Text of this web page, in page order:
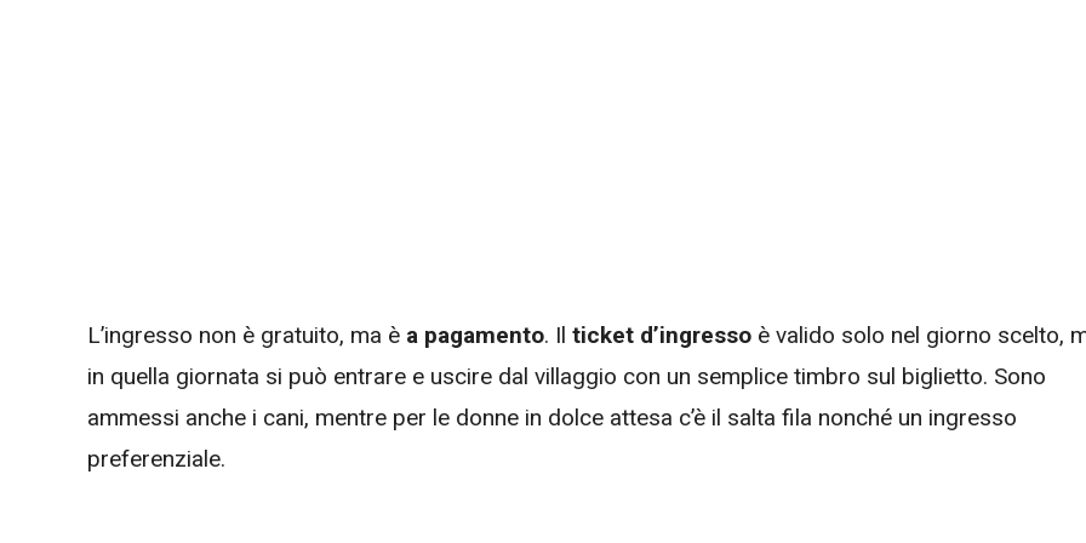
L’ingresso non è gratuito, ma è a pagamento. Il ticket d’ingresso è valido solo nel giorno scelto,
in quella giornata si può entrare e uscire dal villaggio con un semplice timbro sul biglietto. Sono
ammessi anche i cani, mentre per le donne in dolce attesa c’è il salta fila nonché un ingresso
preferenziale.